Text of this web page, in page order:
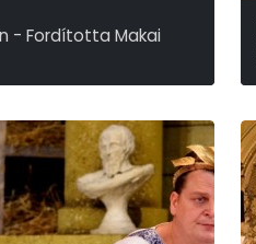
- Fordította Makai